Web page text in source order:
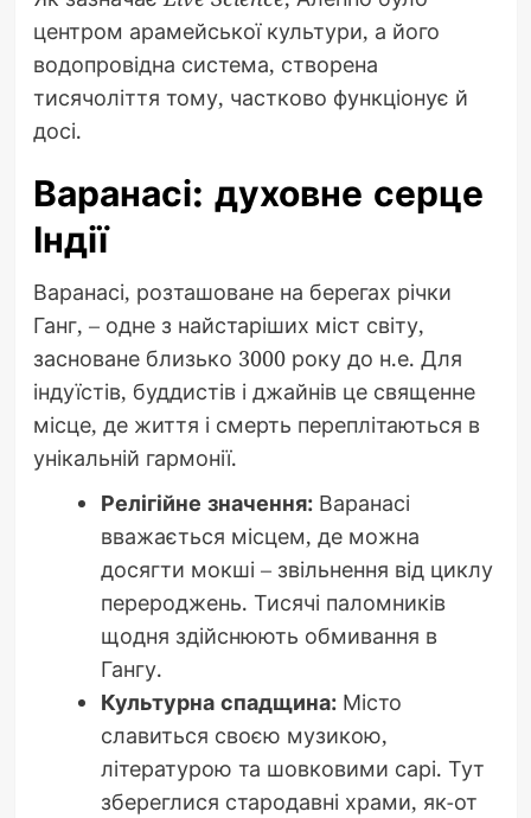
центром арамейської культури, а його
водопровідна система, створена
тисячоліття тому, частково функціонує й
досі.
Варанасі: духовне серце
Індії
Варанасі, розташоване на берегах річки
Ганг, – одне з найстаріших міст світу,
засноване близько 3000 року до н.е. Для
індуїстів, буддистів і джайнів це священне
місце, де життя і смерть переплітаються в
унікальній гармонії.
Релігійне значення:Варанасі
вважається місцем, де можна
досягти мокші – звільнення від циклу
перероджень. Тисячі паломників
щодня здійснюють обмивання в
Гангу.
Культурна спадщина:Місто
славиться своєю музикою,
літературою та шовковими сарі. Тут
збереглися стародавні храми, як-от